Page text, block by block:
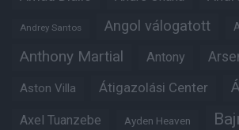
Andrey Santos Angol válogatott
Anthony Martial Antony
Aston Villa Átigazolási Center
Axel Tuanzebe Ayden Heaven